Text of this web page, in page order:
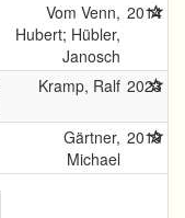
Vom Venn,
Hubert; Hübler,
Janosch
2014
Kramp, Ralf 2023
Gärtner,
Michael
2019